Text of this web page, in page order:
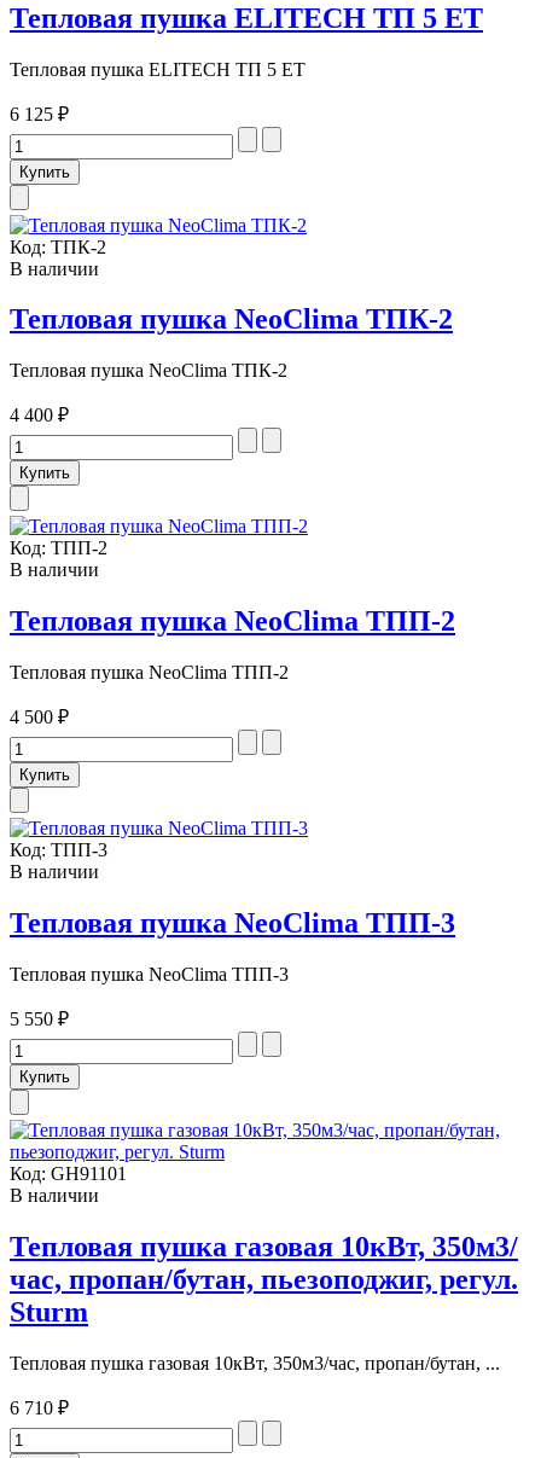
Тепловая пушка ELITECH ТП 5 ЕТ
Тепловая пушка ELITECH ТП 5 ЕТ
6 125 ₽
Код: ТПК-2
В наличии
Тепловая пушка NeoClima ТПК-2
Тепловая пушка NeoClima ТПК-2
4 400 ₽
Код: ТПП-2
В наличии
Тепловая пушка NeoClima ТПП-2
Тепловая пушка NeoClima ТПП-2
4 500 ₽
Код: ТПП-3
В наличии
Тепловая пушка NeoClima ТПП-3
Тепловая пушка NeoClima ТПП-3
5 550 ₽
Код: GH91101
В наличии
Тепловая пушка газовая 10кВт, 350м3/
час, пропан/бутан, пьезоподжиг, регул.
Sturm
Тепловая пушка газовая 10кВт, 350м3/час, пропан/бутан, ...
6 710 ₽